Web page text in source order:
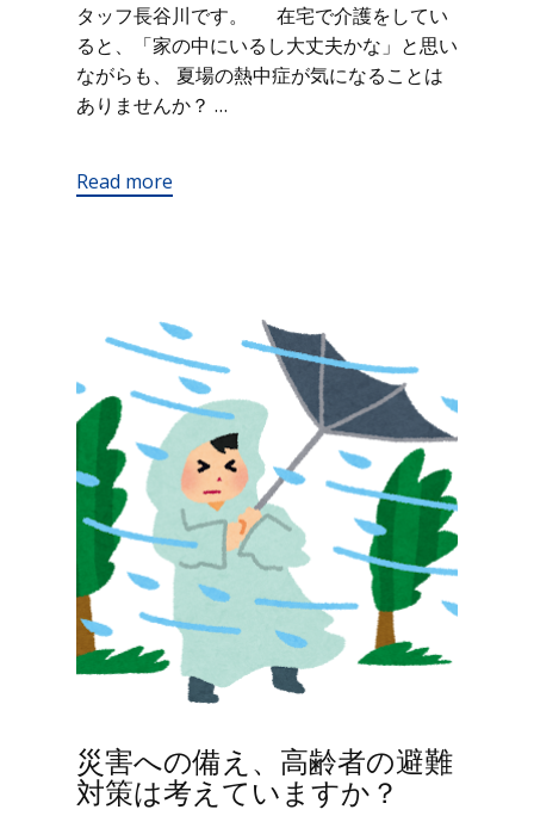
タッフ長谷川です。 在宅で介護をしてい
ると、「家の中にいるし大丈夫かな」と思い
ながらも、 夏場の熱中症が気になることは
ありませんか？ …
Read more
災害への備え、高齢者の避難
対策は考えていますか？